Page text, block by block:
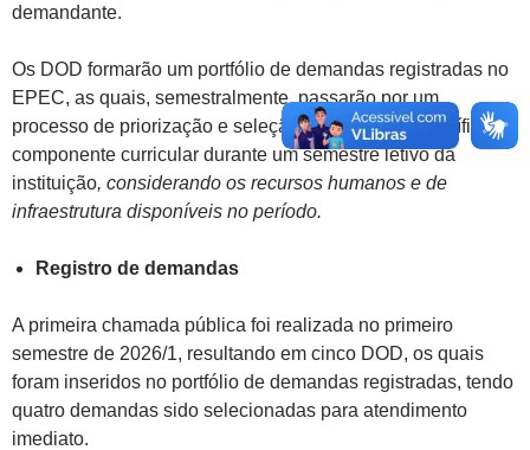
demandante.
Os DOD formarão um portfólio de demandas registradas no
EPEC, as quais, semestralmente, passarão por um
processo de priorização e seleção no contexto específico do
componente curricular durante um semestre letivo da
instituição, considerando os recursos humanos e de
infraestrutura disponíveis no período.
Registro de demandas
A primeira chamada pública foi realizada no primeiro
semestre de 2026/1, resultando em cinco DOD, os quais
foram inseridos no portfólio de demandas registradas, tendo
quatro demandas sido selecionadas para atendimento
imediato.